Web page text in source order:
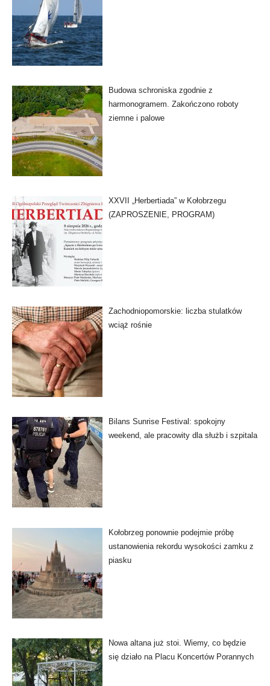
Budowa schroniska zgodnie z
harmonogramem. Zakończono roboty
ziemne i palowe
XXVII „Herbertiada” w Kołobrzegu
(ZAPROSZENIE, PROGRAM)
Zachodniopomorskie: liczba stulatków
wciąż rośnie
Bilans Sunrise Festival: spokojny
weekend, ale pracowity dla służb i szpitala
Kołobrzeg ponownie podejmie próbę
ustanowienia rekordu wysokości zamku z
piasku
Nowa altana już stoi. Wiemy, co będzie
się działo na Placu Koncertów Porannych